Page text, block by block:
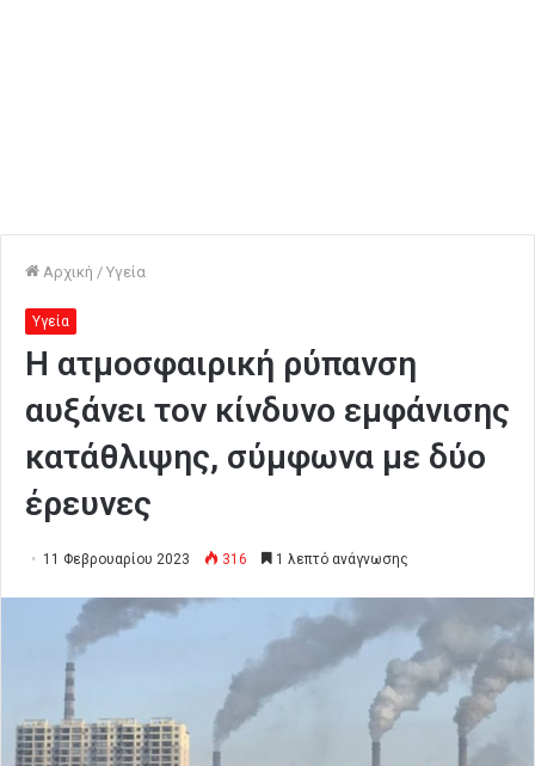
Αρχική / Υγεία
Υγεία
Η ατμοσφαιρική ρύπανση
αυξάνει τον κίνδυνο εμφάνισης
κατάθλιψης, σύμφωνα με δύο
έρευνες
11 Φεβρουαρίου 2023 316 1 λεπτό ανάγνωσης